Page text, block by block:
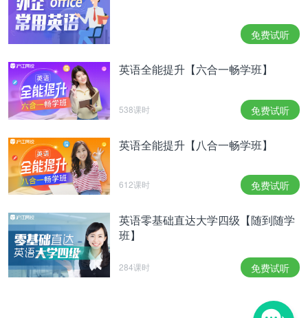
免费试听
英语全能提升【六合一畅学班】
538课时 免费试听
英语全能提升【八合一畅学班】
612课时 免费试听
英语零基础直达大学四级【随到随学
班】
284课时 免费试听